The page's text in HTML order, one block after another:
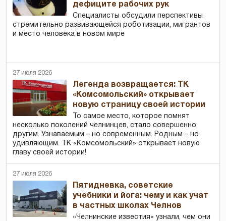
дефиците рабочих рук
Специалисты обсудили перспективы
стремительно развивающейся роботизации, мигрантов
и место человека в новом мире
27 июля 2026
Легенда возвращается: ТК
«Комсомольский» открывает
новую страницу своей истории
То самое место, которое помнят
несколько поколений челнинцев, стало совершенно
другим. Узнаваемым – но современным. Родным – но
удивляющим. ТК «Комсомольский» открывает новую
главу своей истории!
27 июля 2026
Пятидневка, советские
учебники и йога: чему и как учат
в частных школах Челнов
«Челнинские известия» узнали, чем они